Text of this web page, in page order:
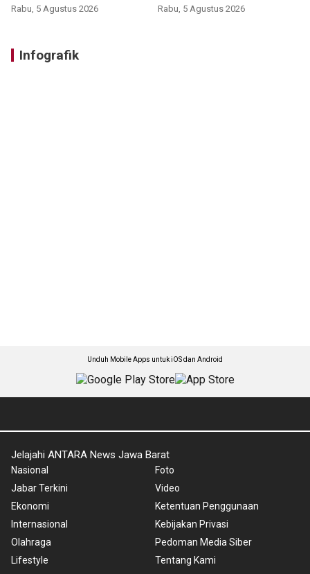
Rabu, 5 Agustus 2026 Rabu, 5 Agustus 2026
Infografik
Unduh Mobile Apps untuk iOS dan Android
Jelajahi ANTARA News Jawa Barat
Nasional
Jabar Terkini
Ekonomi
Internasional
Olahraga
Lifestyle
Foto
Video
Ketentuan Penggunaan
Kebijakan Privasi
Pedoman Media Siber
Tentang Kami